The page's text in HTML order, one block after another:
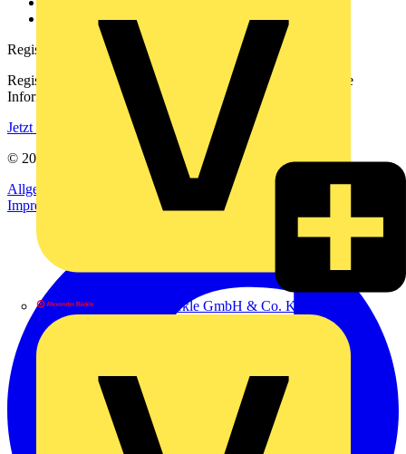
Alexander Bürkle GmbH & Co. KG
voltimum.com
Registrierung
Registrieren Sie sich kostenlos und erhalten Sie stets aktuelle
Informationen aus der Elektroindustrie.
Jetzt registrieren
© 2002-
Voltimum
Allgemeine Geschäftsbedingungen
Datenschutzerklärung
Impressum